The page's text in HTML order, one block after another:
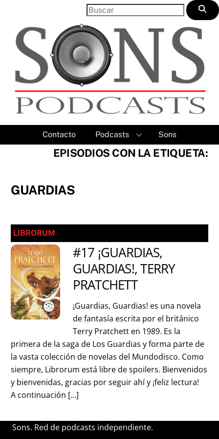
content
Contacto Podcasts Sons
EPISODIOS CON LA ETIQUETA:
GUARDIAS
LIBRORUM
#17 ¡GUARDIAS,
GUARDIAS!, TERRY
PRATCHETT
¡Guardias, Guardias! es una novela
de fantasía escrita por el británico
Terry Pratchett en 1989. Es la
primera de la saga de Los Guardias y forma parte de
la vasta colección de novelas del Mundodisco. Como
siempre, Librorum está libre de spoilers. Bienvenidos
y bienvenidas, gracias por seguir ahí y ¡feliz lectura!
A continuación […]
Sons. Red de podcasts independiente.